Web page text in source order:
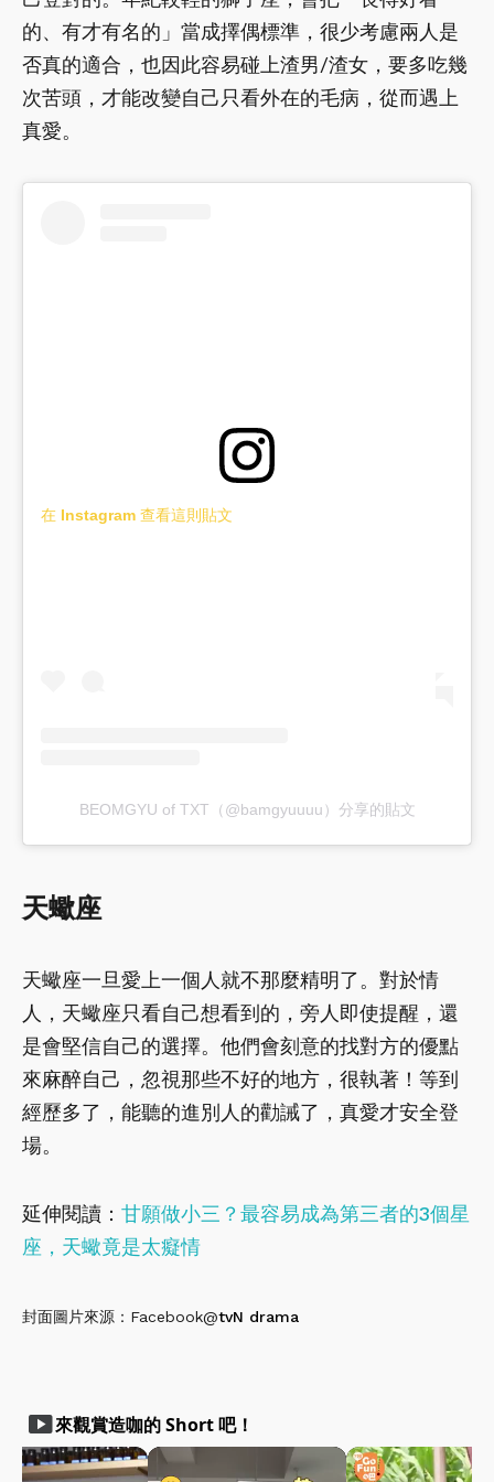
的、有才有名的」當成擇偶標準，很少考慮兩人是
否真的適合，也因此容易碰上渣男/渣女，要多吃幾
次苦頭，才能改變自己只看外在的毛病，從而遇上
真愛。
在 Instagram 查看這則貼文
BEOMGYU of TXT（@bamgyuuuu）分享的貼文
天蠍座
天蠍座一旦愛上一個人就不那麼精明了。對於情
人，天蠍座只看自己想看到的，旁人即使提醒，還
是會堅信自己的選擇。他們會刻意的找對方的優點
來麻醉自己，忽視那些不好的地方，很執著！等到
經歷多了，能聽的進別人的勸誡了，真愛才安全登
場。
延伸閱讀： 甘願做小三？最容易成為第三者的3個星
座，天蠍竟是太癡情
封面圖片來源：Facebook@tvN drama
smart_display來觀賞造咖的 Short 吧！